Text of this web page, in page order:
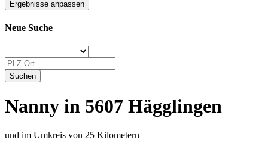
Neue Suche
Nanny in 5607 Hägglingen
und im Umkreis von 25 Kilometern